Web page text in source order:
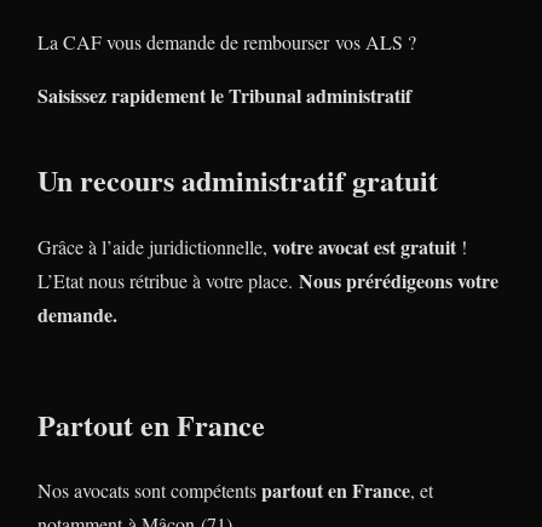
La CAF vous demande de rembourser vos ALS ?
Saisissez rapidement le Tribunal administratif
Un recours administratif gratuit
Grâce à l’aide juridictionnelle, votre avocat est gratuit !
L’Etat nous rétribue à votre place. Nous prérédigeons votre
demande.
Partout en France
Nos avocats sont compétentspartout en France, et